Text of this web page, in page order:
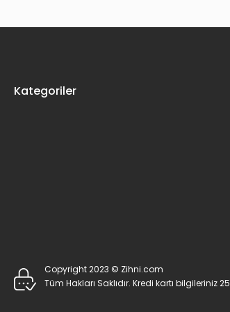
Kategoriler
Copyright 2023 © Zihni.com
Tüm Hakları Saklıdır. Kredi kartı bilgileriniz